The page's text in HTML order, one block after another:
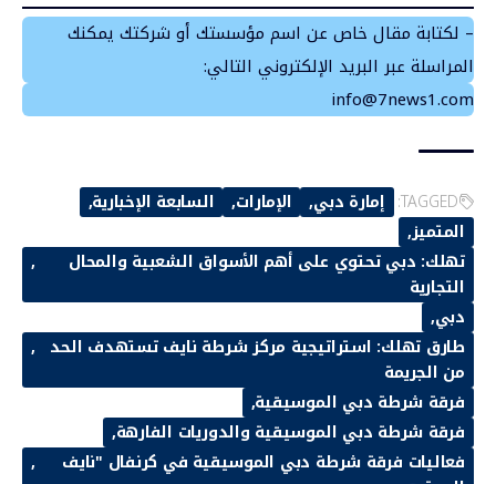
– لكتابة مقال خاص عن اسم مؤسستك أو شركتك يمكنك
المراسلة عبر البريد الإلكتروني التالي:
info@7news1.com
TAGGED: إمارة دبي الإمارات
السابعة الإخبارية
المتميز
تهلك: دبي تحتوي على أهم الأسواق الشعبية والمحال
التجارية
دبي
طارق تهلك: استراتيجية مركز شرطة نايف تستهدف الحد
من الجريمة
فرقة شرطة دبي الموسيقية
فرقة شرطة دبي الموسيقية والدوريات الفارهة
فعاليات فرقة شرطة دبي الموسيقية في كرنفال "نايف